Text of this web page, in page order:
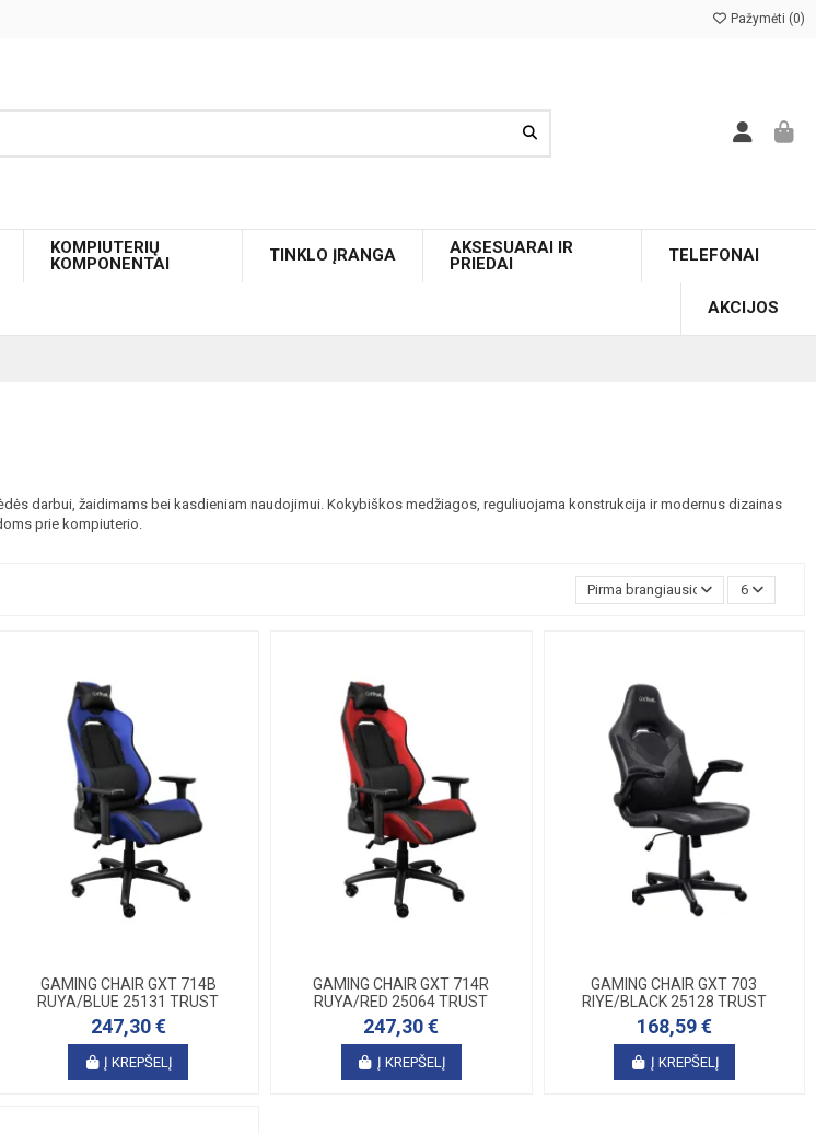
Pažymėti (0)
KOMPIUTERIŲ
KOMPONENTAI
TINKLO ĮRANGA
AKSESUARAI IR
PRIEDAI
TELEFONAI
AKCIJOS
darbui, žaidimams bei kasdieniam naudojimui. Kokybiškos medžiagos, reguliuojama konstrukcija ir modernus dizainas
prie kompiuterio.
Pirma brangiausios 6
GAMING CHAIR GXT 714B
RUYA/BLUE 25131 TRUST
247,30 €
Į KREPŠELĮ
GAMING CHAIR GXT 714R
RUYA/RED 25064 TRUST
247,30 €
Į KREPŠELĮ
GAMING CHAIR GXT 703
RIYE/BLACK 25128 TRUST
168,59 €
Į KREPŠELĮ